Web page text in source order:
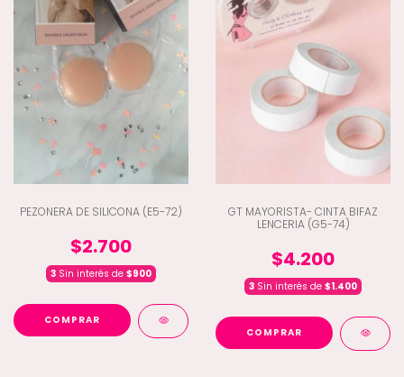
PEZONERA DE SILICONA (E5-72)
$2.700
3 Sin interés de $900
COMPRAR
GT MAYORISTA- CINTA BIFAZ
LENCERIA (G5-74)
$4.200
3 Sin interés de $1.400
COMPRAR